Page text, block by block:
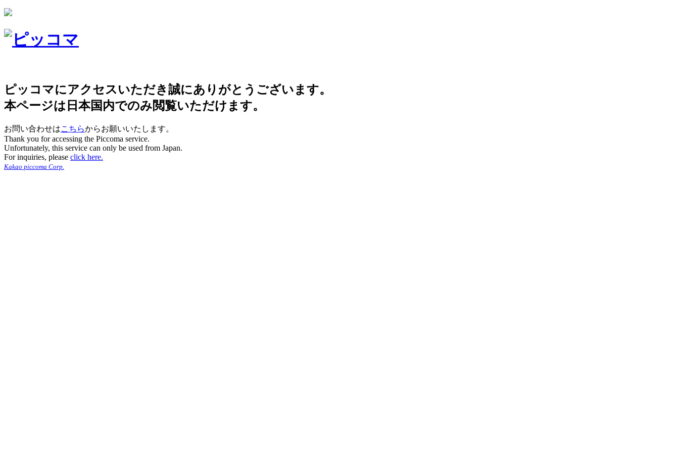
ピッコマにアクセスいただき誠にありがとうございます。
本ページは日本国内でのみ閲覧いただけます。
お問い合わせはこちらからお願いいたします。
Thank you for accessing the Piccoma service.
Unfortunately, this service can only be used from Japan.
For inquiries, please click here.
Kakao piccoma Corp.